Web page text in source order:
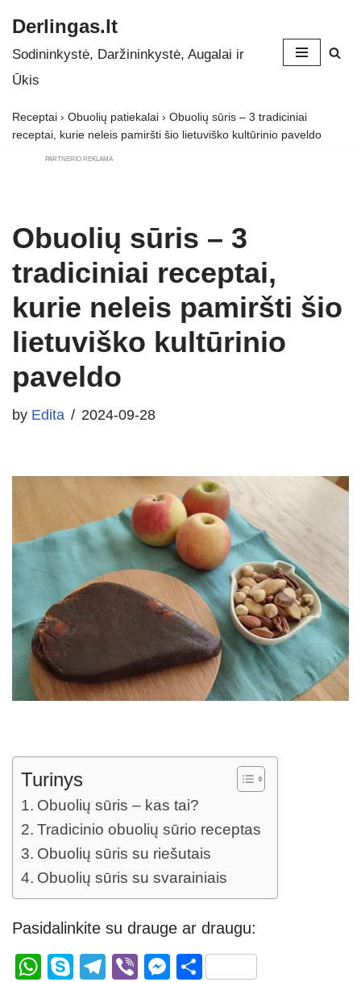
Skip
to
Derlingas.lt
Sodininkystė, Daržininkystė, Augalai ir
Ūkis
Receptai › Obuolių patiekalai › Obuolių sūris – 3 tradiciniai
receptai, kurie neleis pamiršti šio lietuviško kultūrinio paveldo
PARTNERIO REKLAMA
Obuolių sūris – 3
tradiciniai receptai,
kurie neleis pamiršti šio
lietuviško kultūrinio
paveldo
by Edita 2024-09-28
Turinys
Obuolių sūris – kas tai?
Tradicinio obuolių sūrio receptas
Obuolių sūris su riešutais
Obuolių sūris su svarainiais
Pasidalinkite su drauge ar draugu:
W
S
T
Vi
M S